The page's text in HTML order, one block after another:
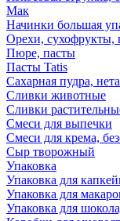
Мак
Начинки большая
Орехи, сухофрукты,
Пюре, пасты
Пасты Tatis
Сахарная пудра,
Сливки животные
Сливки
Смеси для выпечки
Смеси для крема,
Сыр творожный
Упаковка
Упаковка для
Упаковка для
Упаковка для